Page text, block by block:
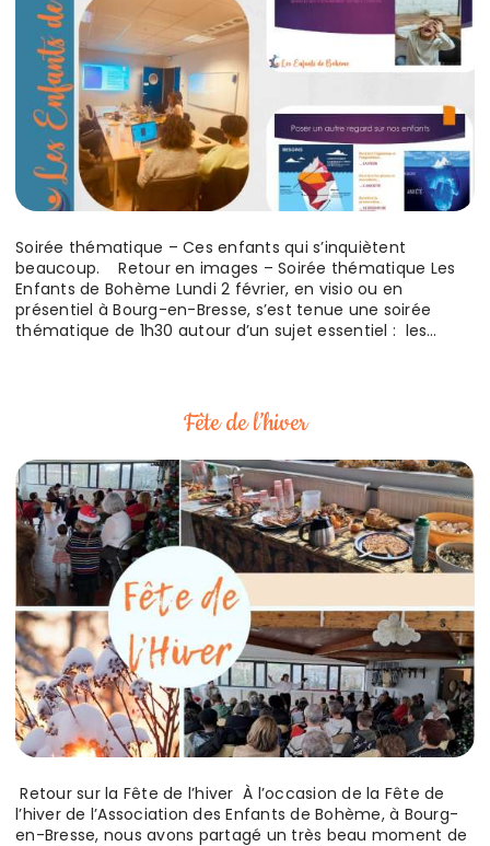
Soirée thématique – Ces enfants qui s’inquiètent
beaucoup. Retour en images – Soirée thématique Les
Enfants de Bohème Lundi 2 février, en visio ou en
présentiel à Bourg-en-Bresse, s’est tenue une soirée
thématique de 1h30 autour d’un sujet essentiel : les
Fête de l’hiver
Retour sur la Fête de l’hiver À l’occasion de la Fête de
l’hiver de l’Association des Enfants de Bohème, à Bourg-
en-Bresse, nous avons partagé un très beau moment de